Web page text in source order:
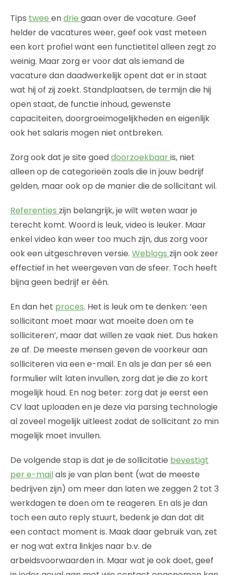
Tips twee endrie gaan over de vacature. Geef
helder de vacatures weer, geef ook vast meteen
een kort profiel want een functietitel alleen zegt zo
weinig. Maar zorg er voor dat als iemand de
vacature dan daadwerkelijk opent dat er in staat
wat hij of zij zoekt. Standplaatsen, de termijn die hij
open staat, de functie inhoud, gewenste
capaciteiten, doorgroeimogelijkheden en eigenlijk
ook het salaris mogen niet ontbreken.
Zorg ook dat je site goeddoorzoekbaaris, niet
alleen op de categorieën zoals die in jouw bedrijf
gelden, maar ook op de manier die de sollicitant wil.
Referenties zijn belangrijk, je wilt weten waar je
terecht komt. Woord is leuk, video is leuker. Maar
enkel video kan weer too much zijn, dus zorg voor
ook een uitgeschreven versie. Weblogs zijn ook zeer
effectief in het weergeven van de sfeer. Toch heeft
bijna geen bedrijf er één.
En dan het proces. Het is leuk om te denken: ‘een
sollicitant moet maar wat moeite doen om te
solliciteren’, maar dat willen ze vaak niet. Dus haken
ze af. De meeste mensen geven de voorkeur aan
solliciteren via een e-mail. En als je dan per sé een
formulier wilt laten invullen, zorg dat je die zo kort
mogelijk houd. En nog beter: zorg dat je eerst een
CV laat uploaden en je deze via parsing technologie
al zoveel mogelijk uitleest zodat de sollicitant zo min
mogelijk moet invullen.
De volgende stap is dat je de sollicitatie bevestigt
per e-mailals je van plan bent (wat de meeste
bedrijven zijn) om meer dan laten we zeggen 2 tot 3
werkdagen te doen om te reageren. En als je dan
toch een auto reply stuurt, bedenk je dan dat dit
een contact moment is. Maak daar gebruik van, zet
er nog wat extra linkjes naar b.v. de
arbeidsvoorwaarden in. Maar wat je ook doet, geef